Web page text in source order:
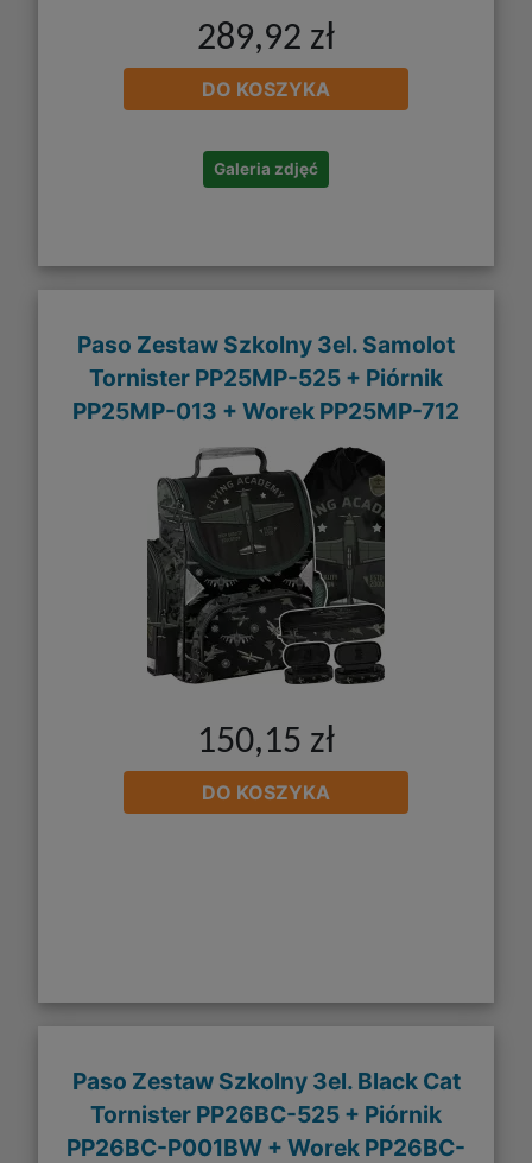
289,92 zł
DO KOSZYKA
Galeria zdjęć
Paso Zestaw Szkolny 3el. Samolot
Tornister PP25MP-525 + Piórnik
PP25MP-013 + Worek PP25MP-712
150,15 zł
DO KOSZYKA
Paso Zestaw Szkolny 3el. Black Cat
Tornister PP26BC-525 + Piórnik
PP26BC-P001BW + Worek PP26BC-